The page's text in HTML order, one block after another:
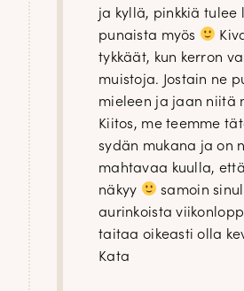
ja kyllä, pinkkiä tulee
punaista myös
tykkäät, kun kerron
muistoja. Jostain ne
mieleen ja jaan niitä
Kiitos, me teemme
sydän mukana ja on
mahtavaa kuulla,
näkyy
samoin
aurinkoista
taitaa oikeasti olla
Kata